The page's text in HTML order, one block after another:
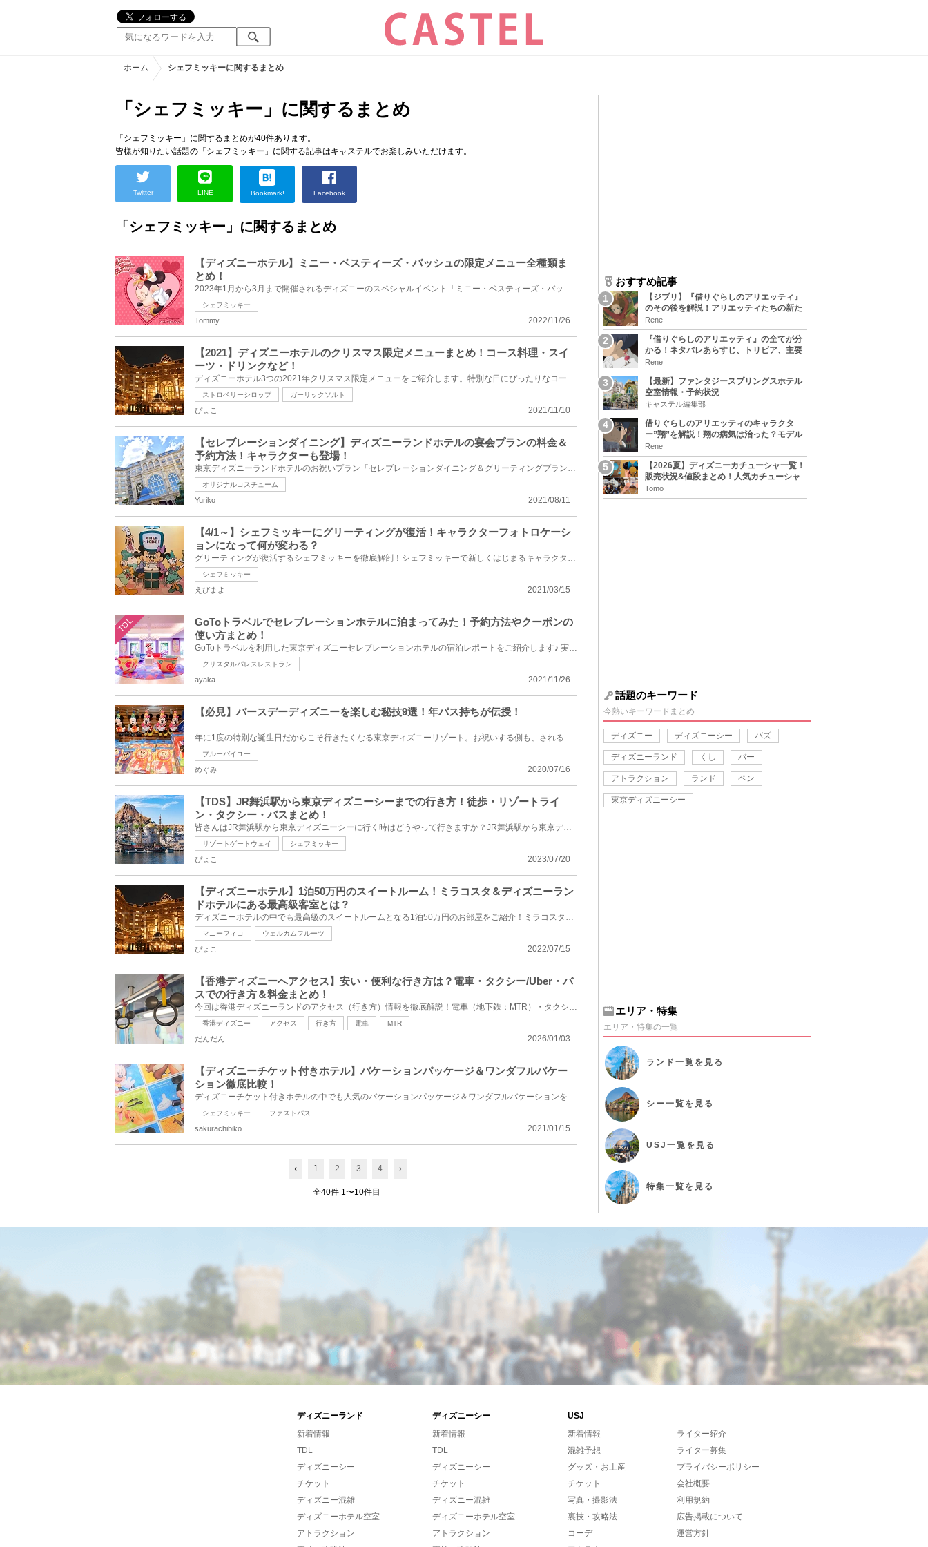
ホーム シェフミッキーに関するまとめ
「シェフミッキー」に関するまとめ
「シェフミッキー」に関するまとめが40件あります。
皆様が知りたい話題の「シェフミッキー」に関する記事はキャステルでお楽しみいただけます。
Twitter LINE Bookmark! Facebook
「シェフミッキー」に関するまとめ
【ディズニーホテル】ミニー・ベスティーズ・バッシュの限定メニュー全種類ま
とめ！
2023年1月から3月まで開催されるディズニーのスペシャルイベント「ミニー・ベスティーズ・バッシュ！」...
シェフミッキー
2022/11/26
Tommy
【2021】ディズニーホテルのクリスマス限定メニューまとめ！コース料理・スイ
ーツ・ドリンクなど！
ディズニーホテル3つの2021年クリスマス限定メニューをご紹介します。特別な日にぴったりなコース料理は...
ストロベリーシロップ ガーリックソルト
2021/11/10
ぴょこ
【セレブレーションダイニング】ディズニーランドホテルの宴会プランの料金＆
予約方法！キャラクターも登場！
東京ディズニーランドホテルのお祝いプラン「セレブレーションダイニング＆グリーティングプラン」を紹...
オリジナルコスチューム
2021/08/11
Yuriko
【4/1～】シェフミッキーにグリーティングが復活！キャラクターフォトロケーシ
ョンになって何が変わる？
グリーティングが復活するシェフミッキーを徹底解剖！シェフミッキーで新しくはじまるキャラクターフォ...
シェフミッキー
2021/03/15
えびまよ
TDL
GoToトラベルでセレブレーションホテルに泊まってみた！予約方法やクーポンの
使い方まとめ！
GoToトラベルを利用した東京ディズニーセレブレーションホテルの宿泊レポートをご紹介します♪ 実際にGoT...
クリスタルパレスレストラン
2021/11/26
ayaka
【必見】バースデーディズニーを楽しむ秘技9選！年パス持ちが伝授！
年に1度の特別な誕生日だからこそ行きたくなる東京ディズニーリゾート。お祝いする側も、される側もバー...
ブルーバイユー
2020/07/16
めぐみ
【TDS】JR舞浜駅から東京ディズニーシーまでの行き方！徒歩・リゾートライ
ン・タクシー・バスまとめ！
皆さんはJR舞浜駅から東京ディズニーシーに行く時はどうやって行きますか？JR舞浜駅から東京ディズニー...
リゾートゲートウェイ シェフミッキー
2023/07/20
ぴょこ
【ディズニーホテル】1泊50万円のスイートルーム！ミラコスタ＆ディズニーラン
ドホテルにある最高級客室とは？
ディズニーホテルの中でも最高級のスイートルームとなる1泊50万円のお部屋をご紹介！ミラコスタ「イル・...
マニーフィコ ウェルカムフルーツ
2022/07/15
ぴょこ
【香港ディズニーへアクセス】安い・便利な行き方は？電車・タクシー/Uber・バ
スでの行き方＆料金まとめ！
今回は香港ディズニーランドのアクセス（行き方）情報を徹底解説！電車（地下鉄：MTR）・タクシー/Uber(...
香港ディズニー アクセス 行き方 電車 MTR
2026/01/03
だんだん
【ディズニーチケット付きホテル】バケーションパッケージ＆ワンダフルバケー
ション徹底比較！
ディズニーチケット付きホテルの中でも人気のバケーションパッケージ＆ワンダフルバケーションを徹底比...
シェフミッキー ファストパス
2021/01/15
sakurachibiko
‹ 1 2 3 4 ›
全40件 1〜10件目
おすすめ記事
【ジブリ】『借りぐらしのアリエッティ』
のその後を解説！アリエッティたちの新た
な住処は？翔の病気は治る？
Rene
『借りぐらしのアリエッティ』の全てが分
かる！ネタバレあらすじ、トリビア、主要
キャラまとめ！
Rene
【最新】ファンタジースプリングスホテル
空室情報・予約状況
キャステル編集部
借りぐらしのアリエッティのキャラクタ
ー”翔”を解説！翔の病気は治った？モデル
は誰？
Rene
【2026夏】ディズニーカチューシャ一覧！
販売状況&値段まとめ！人気カチューシャ
をチェック
Tomo
話題のキーワード
今熱いキーワードまとめ
ディズニー ディズニーシー バズ
ディズニーランド くし バー
アトラクション ランド ペン
東京ディズニーシー
エリア・特集
エリア・特集の一覧
ランド 一覧を見る
シー一覧を見る
USJ 一覧を見る
特集一覧を見る
ディズニーランド ディズニーシー
USJ
新着情報
TDL
ディズニーシー
チケット
ディズニー混雑
ディズニーホテル空室
アトラクション
新着情報
TDL
ディズニーシー
チケット
ディズニー混雑
ディズニーホテル空室
アトラクション
新着情報
混雑予想
グッズ・お土産
チケット
写真・撮影法
裏技・攻略法
コーデ
ライター紹介
ライター募集
プライバシーポリシー
会社概要
利用規約
広告掲載について
運営方針